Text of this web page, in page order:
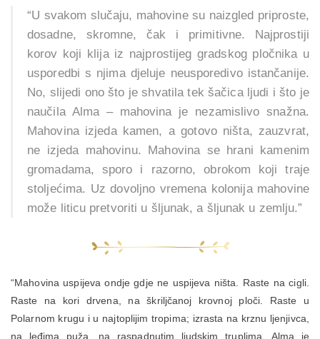
“U svakom slučaju, mahovine su naizgled priproste,
dosadne, skromne, čak i primitivne. Najprostiji
korov koji klija iz najprostijeg gradskog pločnika u
usporedbi s njima djeluje neusporedivo istančanije.
No, slijedi ono što je shvatila tek šačica ljudi i što je
naučila Alma – mahovina je nezamislivo snažna.
Mahovina izjeda kamen, a gotovo ništa, zauzvrat,
ne izjeda mahovinu. Mahovina se hrani kamenim
gromadama, sporo i razorno, obrokom koji traje
stoljećima. Uz dovoljno vremena kolonija mahovine
može liticu pretvoriti u šljunak, a šljunak u zemlju.”
“Mahovina uspijeva ondje gdje ne uspijeva ništa. Raste na cigli.
Raste na kori drvena, na škriljčanoj krovnoj ploči. Raste u
Polarnom krugu i u najtoplijim tropima; izrasta na krznu ljenjivca,
na leđima puža, na raspadnutim ljudskim truplima. Alma je